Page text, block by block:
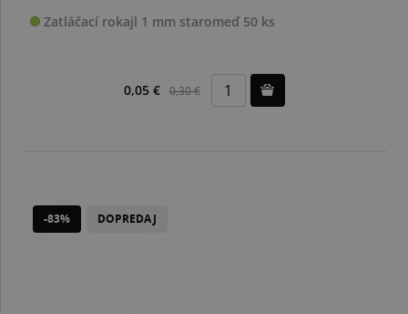
Zatláčací rokajl 1 mm staromeď 50 ks
0,05 € 0,30 €
-83% DOPREDAJ